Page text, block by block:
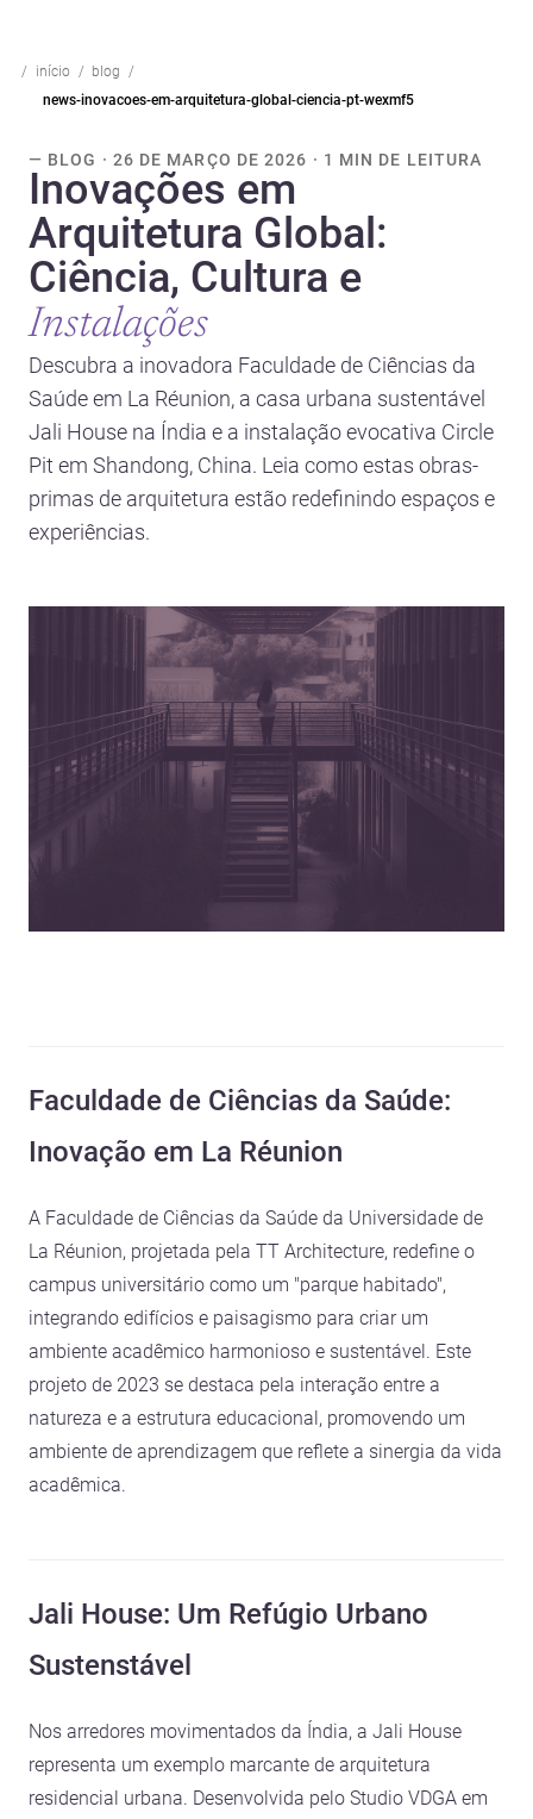
início
blog
news-inovacoes-em-arquitetura-global-ciencia-pt-wexmf5
— BLOG · 26 DE MARÇO DE 2026 · 1 MIN DE LEITURA
Inovações em
Arquitetura Global:
Ciência, Cultura e
Instalações
Descubra a inovadora Faculdade de Ciências da
Saúde em La Réunion, a casa urbana sustentável
Jali House na Índia e a instalação evocativa Circle
Pit em Shandong, China. Leia como estas obras-
primas de arquitetura estão redefinindo espaços e
experiências.
Faculdade de Ciências da Saúde:
Inovação em La Réunion
A Faculdade de Ciências da Saúde da Universidade de
La Réunion, projetada pela TT Architecture, redefine o
campus universitário como um "parque habitado",
integrando edifícios e paisagismo para criar um
ambiente acadêmico harmonioso e sustentável. Este
projeto de 2023 se destaca pela interação entre a
natureza e a estrutura educacional, promovendo um
ambiente de aprendizagem que reflete a sinergia da vida
acadêmica.
Jali House: Um Refúgio Urbano
Sustenstável
Nos arredores movimentados da Índia, a Jali House
representa um exemplo marcante de arquitetura
residencial urbana. Desenvolvida pelo Studio VDGA em